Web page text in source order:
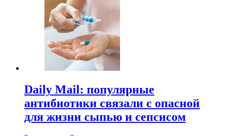
Daily Mail: популярные
антибиотики связали с опасной
для жизни сыпью и сепсисом